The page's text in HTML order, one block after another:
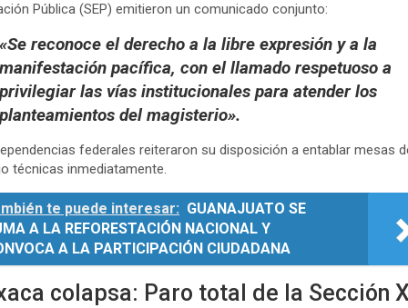
Pública (SEP) emitieron un comunicado conjunto:
«Se reconoce el derecho a la libre expresión y a la
manifestación pacífica, con el llamado respetuoso a
privilegiar las vías institucionales para atender los
planteamientos del magisterio».
federales reiteraron su disposición a entablar mesas
técnicas inmediatamente.
te puede interesar: GUANAJUATO SE
A LA REFORESTACIÓN NACIONAL Y
A LA PARTICIPACIÓN CIUDADANA
colapsa: Paro total de la Sección